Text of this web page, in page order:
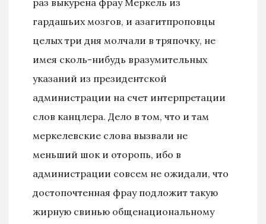
раз выкурена фрау Меркель из
гардашьих мозгов, и азагитпроповцы
целых три дня молчали в тряпочку, не
имея сколь-нибудь вразумительных
указаний из президентской
администрации на счет интерпретации
слов канцлера. Дело в том, что и там
меркелевские слова вызвали не
меньший шок и оторопь, ибо в
администрации совсем не ожидали, что
достопочтенная фрау подложит такую
жирную свинью общенациональному